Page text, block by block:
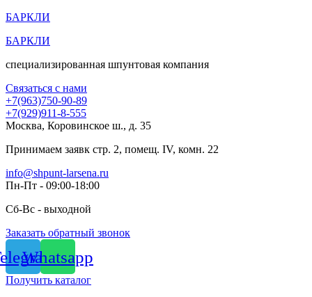
Перейти
содержимому
БАРКЛИ
БАРКЛИ
специализированная шпунтовая компания
Связаться с нами
+7(963)750-90-89
+7(929)911-8-555
Москва, Коровинское ш., д. 35
Принимаем заявк стр. 2, помещ. IV, комн. 22
info@shpunt-larsena.ru
Пн-Пт - 09:00-18:00
Сб-Вс - выходной
Заказать обратный звонок
Whatsapp
Получить каталог